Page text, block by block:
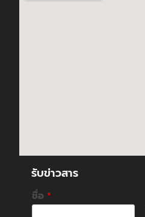
รับข่าวสาร
ชื่อ *